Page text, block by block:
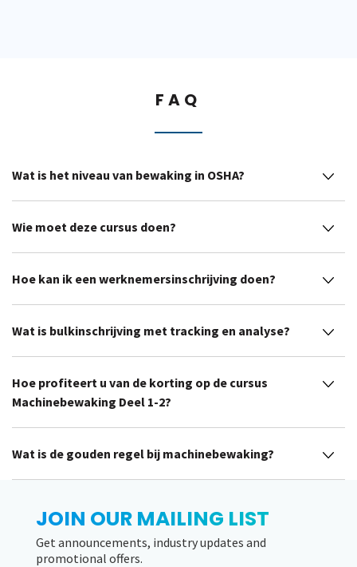
FAQ
Wat is het niveau van bewaking in OSHA?
Wie moet deze cursus doen?
Hoe kan ik een werknemersinschrijving doen?
Wat is bulkinschrijving met tracking en analyse?
Hoe profiteert u van de korting op de cursus
Machinebewaking Deel 1-2?
Wat is de gouden regel bij machinebewaking?
JOIN OUR MAILING LIST
Get announcements, industry updates and
promotional offers.